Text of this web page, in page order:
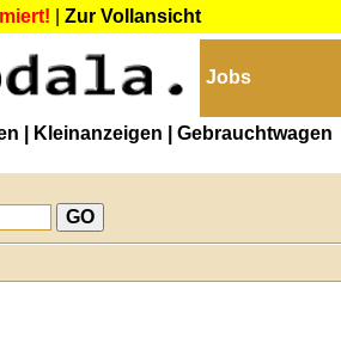
Zur Vollansicht
Jobs
| Kleinanzeigen
| Gebrauchtwagen